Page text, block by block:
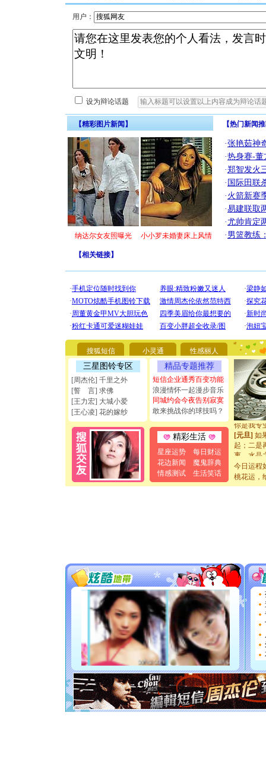
用户：
设为辩论话题
【精彩图片新闻】
纳达尔女友照曝光 小小罗未婚妻床上风情
【热门新闻
·张艳茹神
·热身赛-董
·郑智发火
· 国际田联
· 火箭新赛
·易建联取
·尤帅肯定
· 男篮教练
【相关链接】
搜狐短信 小灵通 性感丽人
三星图铃专区
[周杰伦] 千里之外
[誓 言] 求佛
[王力宏] 大城小爱
[王心凌] 花的嫁纱
精品专题推荐
短信企业通秀百变功能
浪漫情怀一起漫步音乐
同城约会今夜告别寂寞
敢来挑战你的球技吗？
精彩生活
星座运势
每日财运
花边新闻
魔鬼辞典
情感测试
生活笑话
[圣诞节]
你太多
要平安！
[圣诞节]
能正大光
天都要快
[圣诞节]
如意,快
[元旦]看
断电。爱
你是我专
[元旦] 如
起；二是
离。水晶
[元旦]当
泣，这痛
卖了。水
你太多，
要平安！
[圣诞节]
能正大
天都要快
[圣诞节]
如意,快
[元旦]
看
断电。
你是我
[元旦]
起；二是
离。水晶
[元旦]当
泣，这痛
卖了。水
今日运程
桃花运，